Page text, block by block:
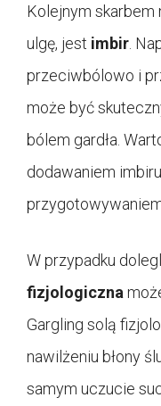
Kolejnym skarbem
ulgę, jest imbir .
przeciwbólowo i
może być
bólem gardła.
dodawaniem
W przypadku
fizjologiczna
Gargling solą
nawilżeniu błony
samym uczucie